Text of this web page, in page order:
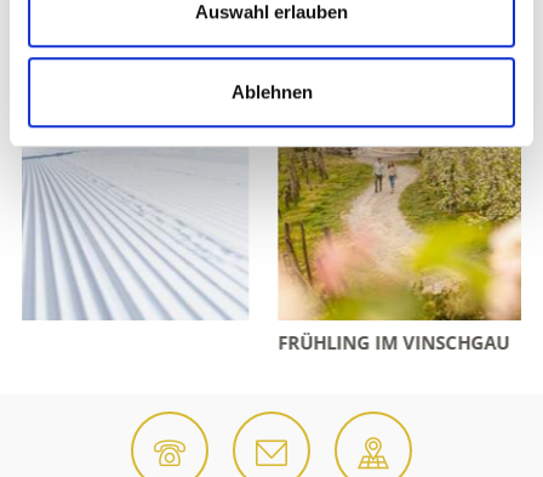
Auswahl erlauben
Ablehnen
FRÜHLING IM VINSCHGAU